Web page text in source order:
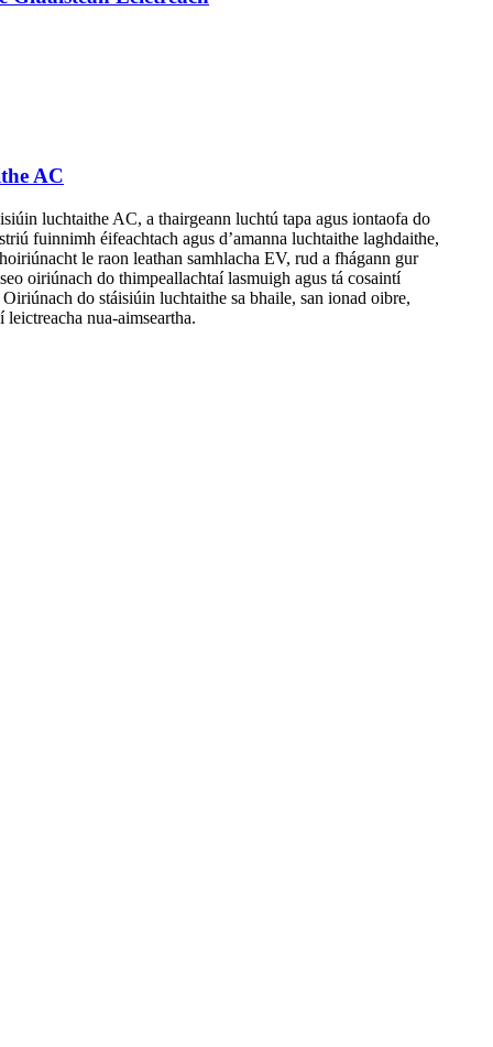
AC
luchtaithe AC, a thairgeann luchtú tapa agus iontaofa do
fuinnimh éifeachtach agus d’amanna luchtaithe laghdaithe,
le raon leathan samhlacha EV, rud a fhágann gur
oiriúnach do thimpeallachtaí lasmuigh agus tá cosaintí
do stáisiúin luchtaithe sa bhaile, san ionad oibre,
nua-aimseartha.